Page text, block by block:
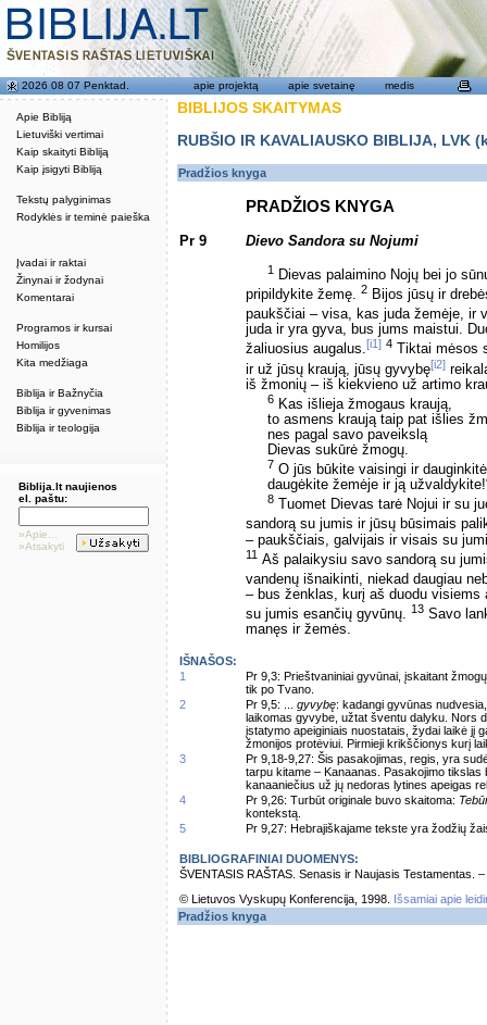
Apie Bibliją
Lietuviški vertimai
Kaip skaityti Bibliją
Kaip įsigyti Bibliją
Tekstų palyginimas
Rodyklės ir teminė paieška
Įvadai ir raktai
Žinynai ir žodynai
Komentarai
Programos ir kursai
Homilijos
Kita medžiaga
Biblija ir Bažnyčia
Biblija ir gyvenimas
Biblija ir teologija
2026 08 07 Penktad. apie projektą apie svetainę medis
Biblija.lt naujienos
el. paštu:
»Apie...
»Atsakyti
BIBLIJOS SKAITYMAS
RUBŠIO IR KAVALIAUSKO BIBLIJA,
Pradžios knyga
PRADŽIOS KNYGA
Pr 9 Dievo Sandora su Nojumi
1
Dievas palaimino Nojų bei jo
pripildykite žemę. 2 Bijos jūsų ir
paukščiai – visa, kas juda žemėje, ir
juda ir yra gyva, bus jums maistui.
žaliuosius augalus.[i1] 4 Tiktai mėsos
ir už jūsų kraują, jūsų gyvybę[i2]
iš žmonių – iš kiekvieno už artimo
6 Kas išlieja žmogaus kraują,
to asmens kraują taip pat išlies
nes pagal savo paveikslą
Dievas sukūrė žmogų.
7 O jūs būkite vaisingi ir
daugėkite žemėje ir ją
8 Tuomet Dievas tarė Nojui ir su
sandorą su jumis ir jūsų būsimais
– paukščiais, galvijais ir visais su
11 Aš palaikysiu savo sandorą su
vandenų išnaikinti, niekad daugiau
– bus ženklas, kurį aš duodu
su jumis esančių gyvūnų. 13 Savo
manęs ir žemės.
IŠNAŠOS:
1
Pr 9,3: Prieštvaniniai gyvūnai, įskaitant
tik po Tvano.
2
Pr 9,5: ... gyvybę: kadangi gyvūnas
laikomas gyvybe, užtat šventu dalyku. Nors
įstatymo apeiginiais nuostatais, žydai laikė jį
žmonijos protėviui. Pirmieji krikščionys kurį
3
Pr 9,18-9,27: Šis pasakojimas, regis, yra
tarpu kitame – Kanaanas. Pasakojimo
kanaaniečius už jų nedoras lytines apeigas
4
Pr 9,26: Turbūt originale buvo skaitoma:
kontekstą.
5
Pr 9,27: Hebrajiškajame tekste yra žodžių
BIBLIOGRAFINIAI DUOMENYS:
ŠVENTASIS RAŠTAS. Senasis ir Naujasis Testamentas.
© Lietuvos Vyskupų Konferencija, 1998.
Išsamiai apie
Pradžios knyga